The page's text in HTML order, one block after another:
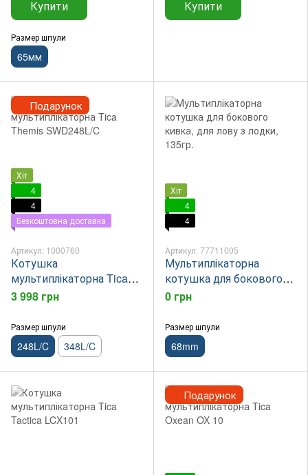
Купити
Размер шпули
65мм
Купити
Подарунок
Хіт
4
4
Безкоштовна доставка
Артикул: 1000760
Котушка
мультиплікаторна Tica
Themis SWD248L/C
3 998 грн
Размер шпули
248L/C 348L/C
Хіт
4
4
Артикул: 77711005
Мультиплікаторна
котушка для бокового
кивка, для лову з лодки,
0 грн
Размер шпули
68mm
Подарунок